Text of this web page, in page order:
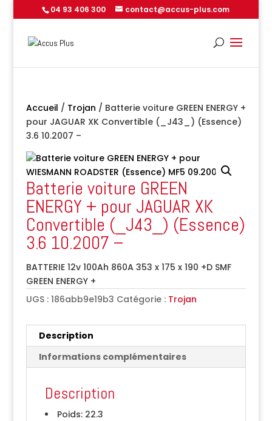
04 93 406 300 contact@accus-plus.com
Accueil / Trojan / Batterie voiture GREEN ENERGY +
pour JAGUAR XK Convertible (_J43_) (Essence)
3.6 10.2007 –
Batterie voiture GREEN
ENERGY + pour JAGUAR XK
Convertible (_J43_) (Essence)
3.6 10.2007 –
BATTERIE 12v 100Ah 860A 353 x 175 x 190 +D SMF
GREEN ENERGY +
UGS : 186abb9e19b3 Catégorie : Trojan
Description
Informations complémentaires
Description
Poids:22.3